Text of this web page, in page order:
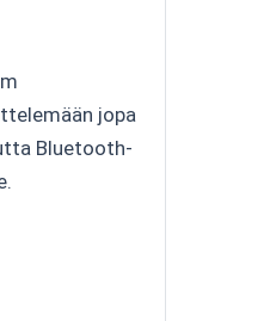
jopa
Bluetooth-